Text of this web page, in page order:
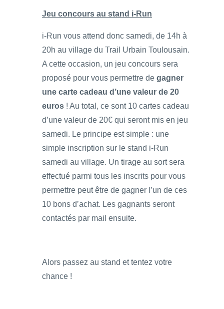
Jeu concours au stand i-Run
i-Run vous attend donc samedi, de 14h à
20h au village du Trail Urbain Toulousain.
A cette occasion, un jeu concours sera
proposé pour vous permettre de gagner
une carte cadeau d’une valeur de 20
euros ! Au total, ce sont 10 cartes cadeau
d’une valeur de 20€ qui seront mis en jeu
samedi. Le principe est simple : une
simple inscription sur le stand i-Run
samedi au village. Un tirage au sort sera
effectué parmi tous les inscrits pour vous
permettre peut être de gagner l’un de ces
10 bons d’achat. Les gagnants seront
contactés par mail ensuite.
Alors passez au stand et tentez votre
chance !